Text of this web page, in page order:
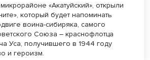
«Акатуйский», открыли
который будет напоминать
воина-сибиряка, самого
Союза – краснофлотца
Уса, получившего в 1944 году
и героизм.